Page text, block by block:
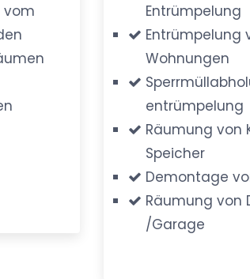
vom
Entrümpelung
Entrümpelung
Wohnungen
entrümpelung
Räumung von
Speicher
Demontage
Räumung von
/Garage